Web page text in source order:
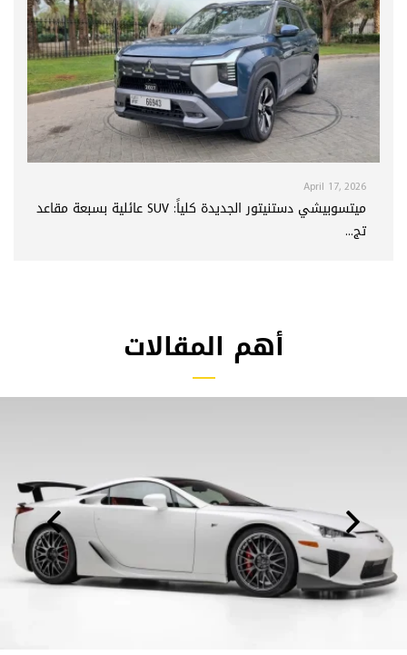
April 17, 2026
ميتسوبيشي دستنيتور الجديدة كلياً: SUV عائلية بسبعة مقاعد
تج...
أهم المقالات